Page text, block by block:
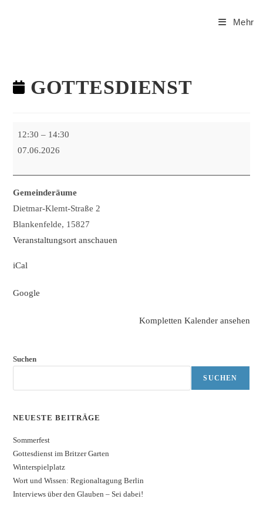
Mehr
GOTTESDIENST
12:30 – 14:30
07.06.2026
Gemeinderäume
Dietmar-Klemt-Straße 2
Blankenfelde, 15827
Veranstaltungsort anschauen
iCal
Google
Kompletten Kalender ansehen
Suchen
SUCHEN
NEUESTE BEITRÄGE
Sommerfest
Gottesdienst im Britzer Garten
Winterspielplatz
Wort und Wissen: Regionaltagung Berlin
Interviews über den Glauben – Sei dabei!